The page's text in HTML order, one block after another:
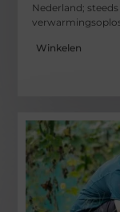
Nederland;
Winkelen